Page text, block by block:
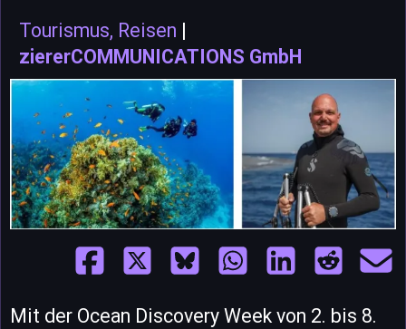
Tourismus, Reisen |
ziererCOMMUNICATIONS GmbH
Mit der Ocean Discovery Week von 2. bis 8.